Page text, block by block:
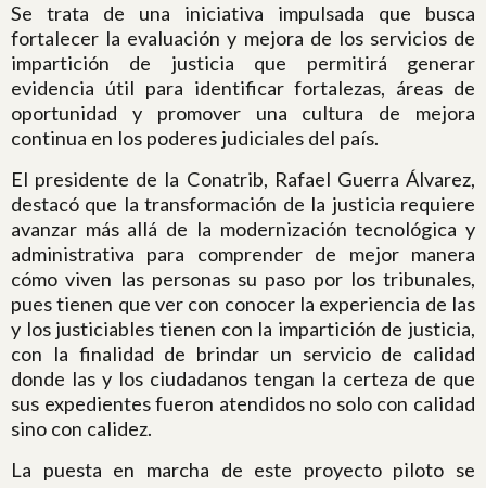
Se trata de una iniciativa impulsada que busca
fortalecer la evaluación y mejora de los servicios de
impartición de justicia que permitirá generar
evidencia útil para identificar fortalezas, áreas de
oportunidad y promover una cultura de mejora
continua en los poderes judiciales del país.
El presidente de la Conatrib, Rafael Guerra Álvarez,
destacó que la transformación de la justicia requiere
avanzar más allá de la modernización tecnológica y
administrativa para comprender de mejor manera
cómo viven las personas su paso por los tribunales,
pues tienen que ver con conocer la experiencia de las
y los justiciables tienen con la impartición de justicia,
con la finalidad de brindar un servicio de calidad
donde las y los ciudadanos tengan la certeza de que
sus expedientes fueron atendidos no solo con calidad
sino con calidez.
La puesta en marcha de este proyecto piloto se